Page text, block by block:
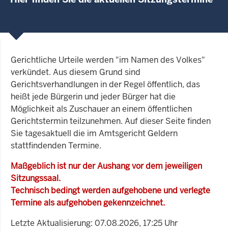
Gerichtliche Urteile werden "im Namen des Volkes"
verkündet. Aus diesem Grund sind
Gerichtsverhandlungen in der Regel öffentlich, das
heißt jede Bürgerin und jeder Bürger hat die
Möglichkeit als Zuschauer an einem öffentlichen
Gerichtstermin teilzunehmen. Auf dieser Seite finden
Sie tagesaktuell die im Amtsgericht Geldern
stattfindenden Termine.
Maßgeblich ist nur der Aushang vor dem jeweiligen
Sitzungssaal.
Technisch bedingt werden aufgehobene und verlegte
Termine als aufgehoben gekennzeichnet.
Letzte Aktualisierung: 07.08.2026, 17:25 Uhr